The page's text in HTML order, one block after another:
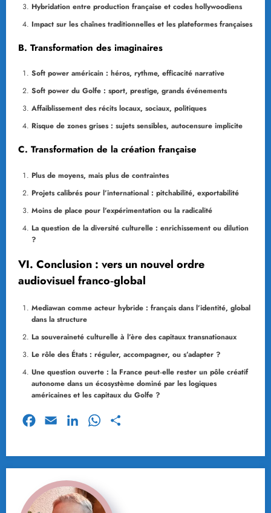
Hybridation entre production française et codes hollywoodiens
Impact sur les chaînes traditionnelles et les plateformes françaises
B. Transformation des imaginaires
Soft power américain : héros, rythme, efficacité narrative
Soft power du Golfe : sport, prestige, grands événements
Affaiblissement des récits locaux, sociaux, politiques
Risque de zones grises : sujets sensibles, autocensure implicite
C. Transformation de la création française
Plus de moyens, mais plus de contraintes
Projets calibrés pour l’international : pitchabilité, exportabilité
Moins de place pour l’expérimentation ou la radicalité
La question de la diversité culturelle : enrichissement ou dilution
?
VI. Conclusion : vers un nouvel ordre
audiovisuel franco‑global
Mediawan comme acteur hybride : français dans l’identité, global
dans la structure
La souveraineté culturelle à l’ère des capitaux transnationaux
Le rôle des États : réguler, accompagner, ou s’adapter ?
Une question ouverte : la France peut‑elle rester un pôle créatif
autonome dans un écosystème dominé par les logiques
américaines et les capitaux du Golfe ?
Facebook
Email LinkedInWhatsApp